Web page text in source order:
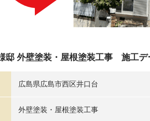
邸 外壁塗装・屋根塗装工事 施工デ
広島県広島市西区井口台
外壁塗装・屋根塗装工事